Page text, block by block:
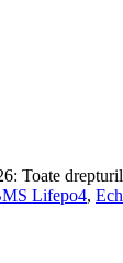
Toate
Lifepo4,